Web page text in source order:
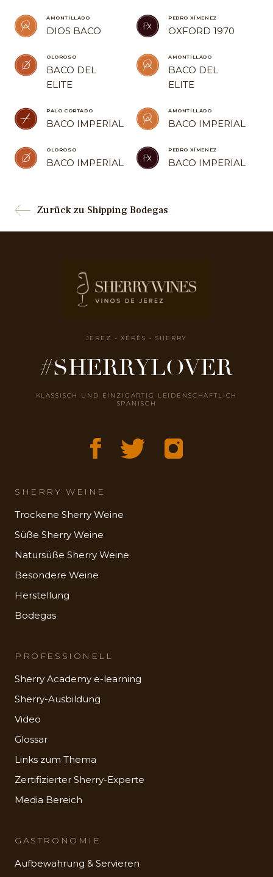
AMONTILLADO
DIOS BACO
PEDRO XÍMENEZ
OXFORD 1970
OLOROSO
BACO DEL
ELITE
AMONTILLADO
BACO DEL
ELITE
PALO CORTADO
BACO IMPERIAL
AMONTILLADO
BACO IMPERIAL
OLOROSO
BACO IMPERIAL
PEDRO XÍMENEZ
BACO IMPERIAL
Zurück zu Shipping Bodegas
JEREZ - XÉRÈS - SHERRY
#SHERRYLOVER
KLASSISCH UND EINZIGARTIG LEIDENSCHAFTLICH
SPANISCH
SHERRY WEINE
Trockene Sherry Weine
Süße Sherry Weine
Natursüße Sherry Weine
Besondere Weine
Herstellung
Bodegas
PROFESSIONELL
Sherry Academy e-learning
Sherry-Ausbildung
Video
Glossar
Links zum Thema
Zertifizierter Sherry-Experte
Media Bereich
GASTRONOMIE
Aufbewahrung & Servieren